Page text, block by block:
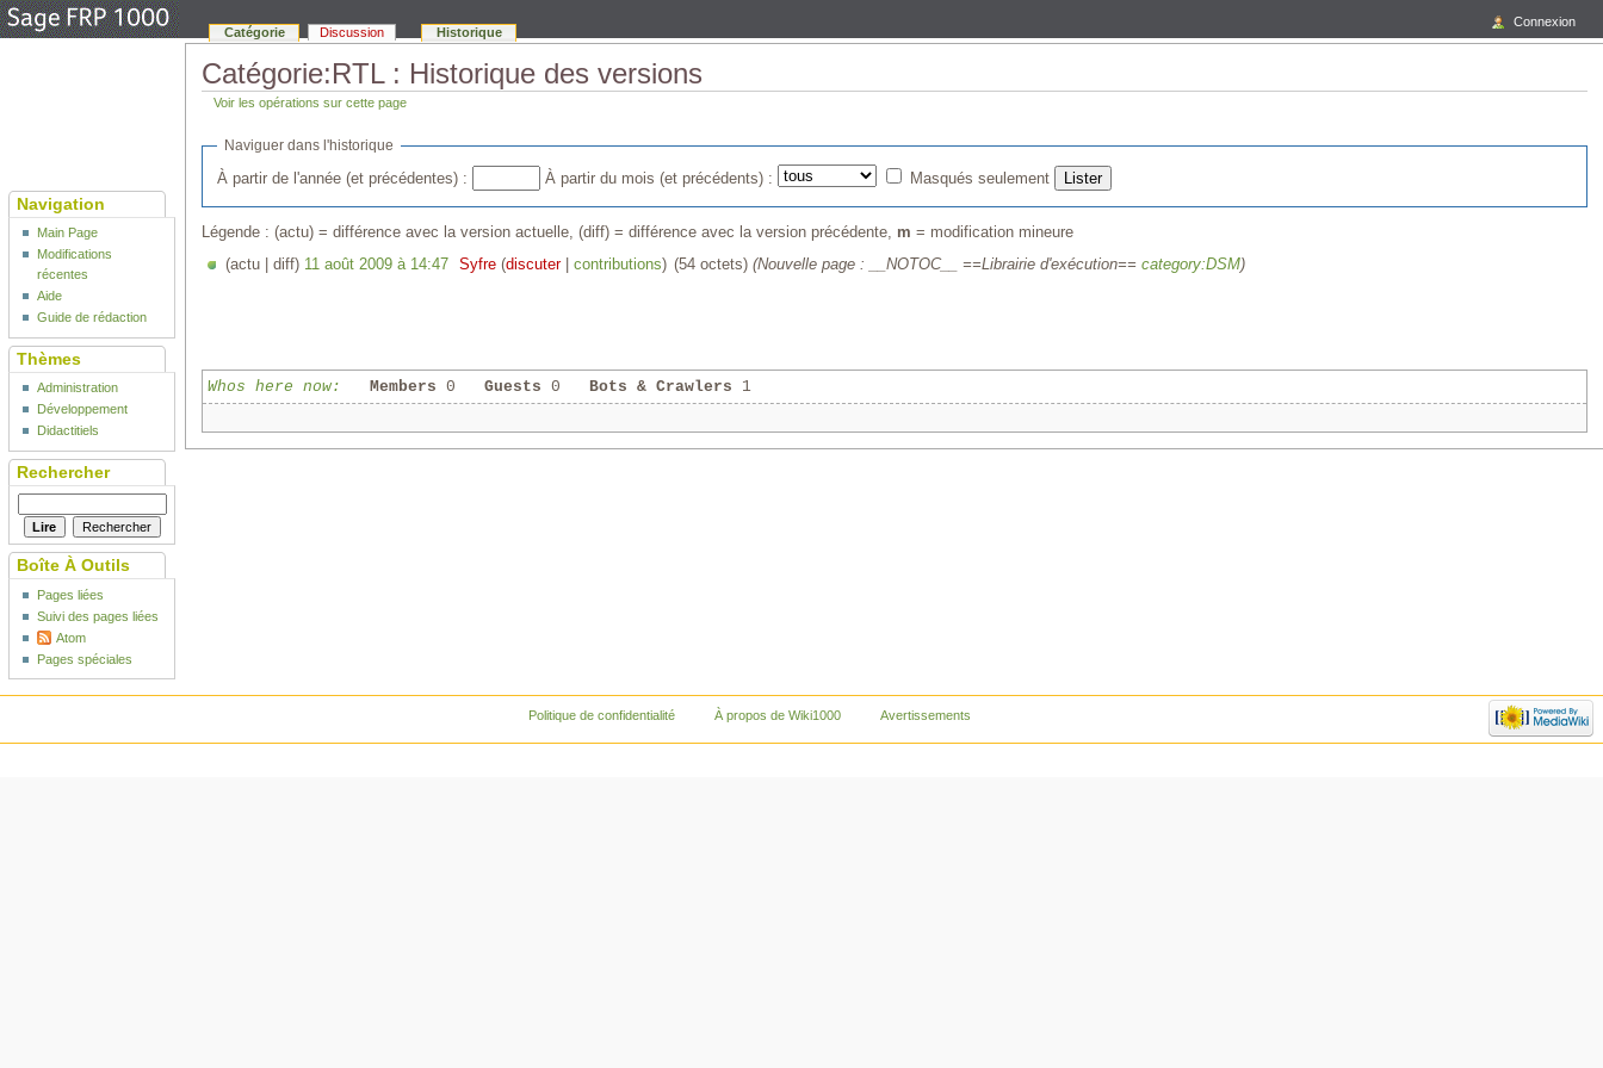
Catégorie:RTL : Historique des versions
Voir les opérations sur cette page
Naviguer dans l'historique
À partir de l'année (et précédentes) : À partir du mois (et précédents) : Masqués seulement
Légende : (actu) = différence avec la version actuelle, (diff) = différence avec la version précédente, m = modification mineure
(actu | diff) 11 août 2009 à 14:47‎ Syfre (discuter| contributions) ‎(54 octets) (Nouvelle page : __NOTOC__ ==Librairie d'exécution==category:DSM)
Whos here now: Members 0 Guests 0 Bots & Crawlers 1
Catégorie Discussion Historique
Connexion
Navigation
Main Page
Modifications
récentes
Aide
Guide de rédaction
Thèmes
Administration
Développement
Didactitiels
Rechercher
Boîte À Outils
Pages liées
Suivi des pages liées
Atom
Pages spéciales
Politique de confidentialité À propos de Wiki1000 Avertissements